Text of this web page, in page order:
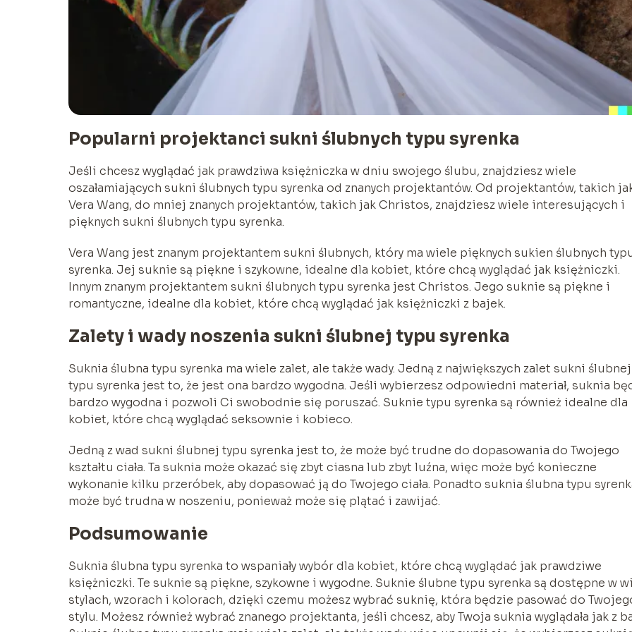
Popularni projektanci sukni ślubnych typu syrenka
Jeśli chcesz wyglądać jak prawdziwa księżniczka w dniu swojego ślubu, znajdziesz wiele
oszałamiających sukni ślubnych typu syrenka od znanych projektantów. Od projektantów, takich
Vera Wang, do mniej znanych projektantów, takich jak Christos, znajdziesz wiele interesujących i
pięknych sukni ślubnych typu syrenka.
Vera Wang jest znanym projektantem sukni ślubnych, który ma wiele pięknych sukien ślubnych
syrenka. Jej suknie są piękne i szykowne, idealne dla kobiet, które chcą wyglądać jak księżniczki.
Innym znanym projektantem sukni ślubnych typu syrenka jest Christos. Jego suknie są piękne i
romantyczne, idealne dla kobiet, które chcą wyglądać jak księżniczki z bajek.
Zalety i wady noszenia sukni ślubnej typu syrenka
Suknia ślubna typu syrenka ma wiele zalet, ale także wady. Jedną z największych zalet sukni ślubnej
typu syrenka jest to, że jest ona bardzo wygodna. Jeśli wybierzesz odpowiedni materiał, suknia
bardzo wygodna i pozwoli Ci swobodnie się poruszać. Suknie typu syrenka są również idealne dla
kobiet, które chcą wyglądać seksownie i kobieco.
Jedną z wad sukni ślubnej typu syrenka jest to, że może być trudne do dopasowania do Twojego
kształtu ciała. Ta suknia może okazać się zbyt ciasna lub zbyt luźna, więc może być konieczne
wykonanie kilku przeróbek, aby dopasować ją do Twojego ciała. Ponadto suknia ślubna typu
może być trudna w noszeniu, ponieważ może się plątać i zawijać.
Podsumowanie
Suknia ślubna typu syrenka to wspaniały wybór dla kobiet, które chcą wyglądać jak prawdziwe
księżniczki. Te suknie są piękne, szykowne i wygodne. Suknie ślubne typu syrenka są dostępne w
stylach, wzorach i kolorach, dzięki czemu możesz wybrać suknię, która będzie pasować do
stylu. Możesz również wybrać znanego projektanta, jeśli chcesz, aby Twoja suknia wyglądała jak z